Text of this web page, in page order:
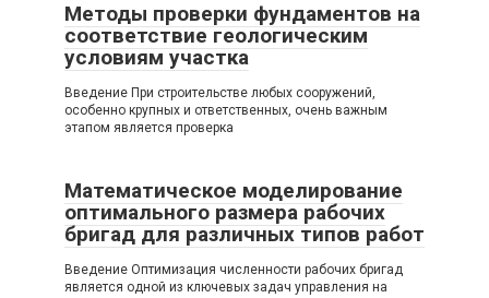
Методы проверки фундаментов на
соответствие геологическим
условиям участка
Введение При строительстве любых сооружений,
особенно крупных и ответственных, очень важным
этапом является проверка
Математическое моделирование
оптимального размера рабочих
бригад для различных типов работ
Введение Оптимизация численности рабочих бригад
является одной из ключевых задач управления на